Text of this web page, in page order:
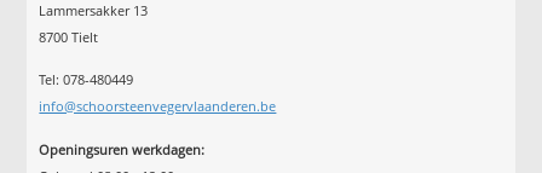
Lammersakker 13
8700 Tielt
Tel: 078-480449
info@schoorsteenvegervlaanderen.be
Openingsuren werkdagen: